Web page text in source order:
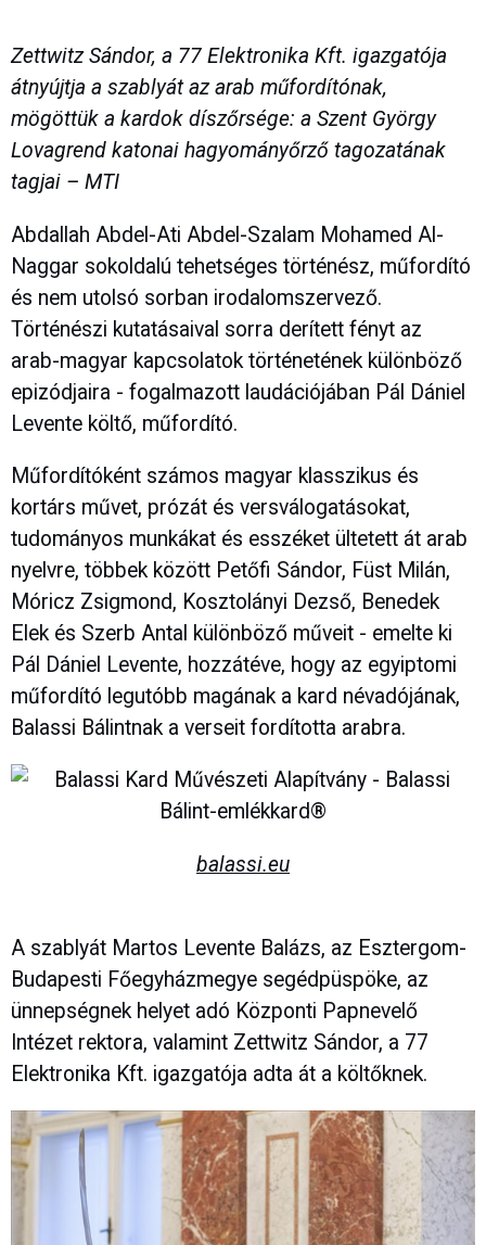
Zettwitz Sándor, a 77 Elektronika Kft. igazgatója
átnyújtja a szablyát az arab műfordítónak,
mögöttük a kardok díszőrsége: a Szent György
Lovagrend katonai hagyományőrző tagozatának
tagjai – MTI
Abdallah Abdel-Ati Abdel-Szalam Mohamed Al-
Naggar sokoldalú tehetséges történész, műfordító
és nem utolsó sorban irodalomszervező.
Történészi kutatásaival sorra derített fényt az
arab-magyar kapcsolatok történetének különböző
epizódjaira - fogalmazott laudációjában Pál Dániel
Levente költő, műfordító.
Műfordítóként számos magyar klasszikus és
kortárs művet, prózát és versválogatásokat,
tudományos munkákat és esszéket ültetett át arab
nyelvre, többek között Petőfi Sándor, Füst Milán,
Móricz Zsigmond, Kosztolányi Dezső, Benedek
Elek és Szerb Antal különböző műveit - emelte ki
Pál Dániel Levente, hozzátéve, hogy az egyiptomi
műfordító legutóbb magának a kard névadójának,
Balassi Bálintnak a verseit fordította arabra.
balassi.eu
A szablyát Martos Levente Balázs, az Esztergom-
Budapesti Főegyházmegye segédpüspöke, az
ünnepségnek helyet adó Központi Papnevelő
Intézet rektora, valamint Zettwitz Sándor, a 77
Elektronika Kft. igazgatója adta át a költőknek.